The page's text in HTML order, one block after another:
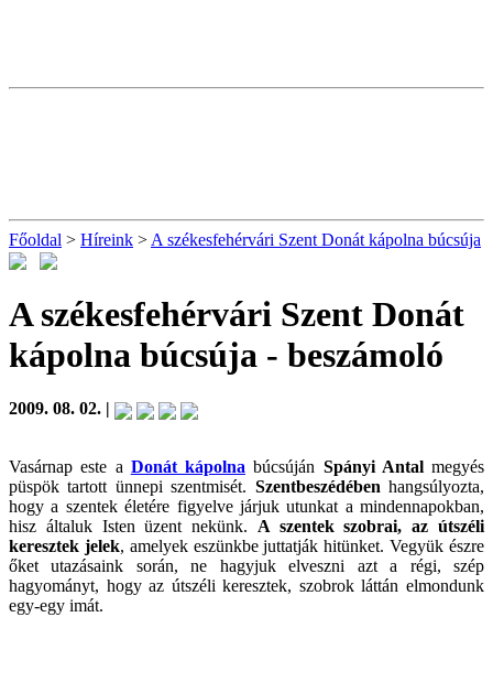
Főoldal > Híreink > A székesfehérvári Szent Donát kápolna búcsúja
A székesfehérvári Szent Donát
kápolna búcsúja - beszámoló
2009. 08. 02. |
Vasárnap este a Donát kápolna búcsúján Spányi Antalmegyés
püspök tartott ünnepi szentmisét. Szentbeszédében hangsúlyozta,
hogy a szentek életére figyelve járjuk utunkat a mindennapokban,
hisz általuk Isten üzent nekünk. A szentek szobrai, az útszéli
keresztek jelek, amelyek eszünkbe juttatják hitünket. Vegyük észre
őket utazásaink során, ne hagyjuk elveszni azt a régi, szép
hagyományt, hogy az útszéli keresztek, szobrok láttán elmondunk
egy-egy imát.